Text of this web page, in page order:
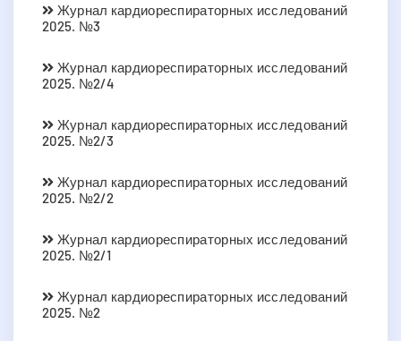
Журнал кардиореспираторных исследований
2025. №3
Журнал кардиореспираторных исследований
2025. №2/4
Журнал кардиореспираторных исследований
2025. №2/3
Журнал кардиореспираторных исследований
2025. №2/2
Журнал кардиореспираторных исследований
2025. №2/1
Журнал кардиореспираторных исследований
2025. №2